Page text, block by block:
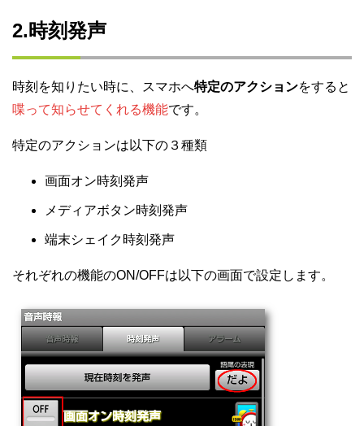
2.時刻発声
時刻を知りたい時に、スマホへ特定のアクションをすると
喋って知らせてくれる機能です。
特定のアクションは以下の３種類
画面オン時刻発声
メディアボタン時刻発声
端末シェイク時刻発声
それぞれの機能のON/OFFは以下の画面で設定します。